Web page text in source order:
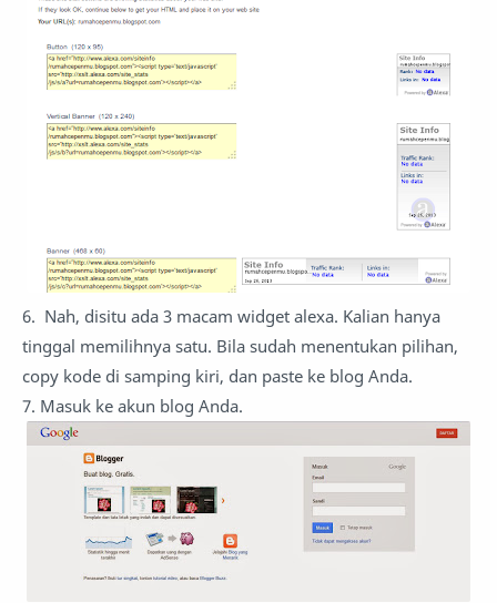
6. Nah, disitu ada 3 macam widget alexa. Kalian hanya
tinggal memilihnya satu. Bila sudah menentukan pilihan,
copy kode di samping kiri, dan paste ke blog Anda.
7. Masuk ke akun blog Anda.